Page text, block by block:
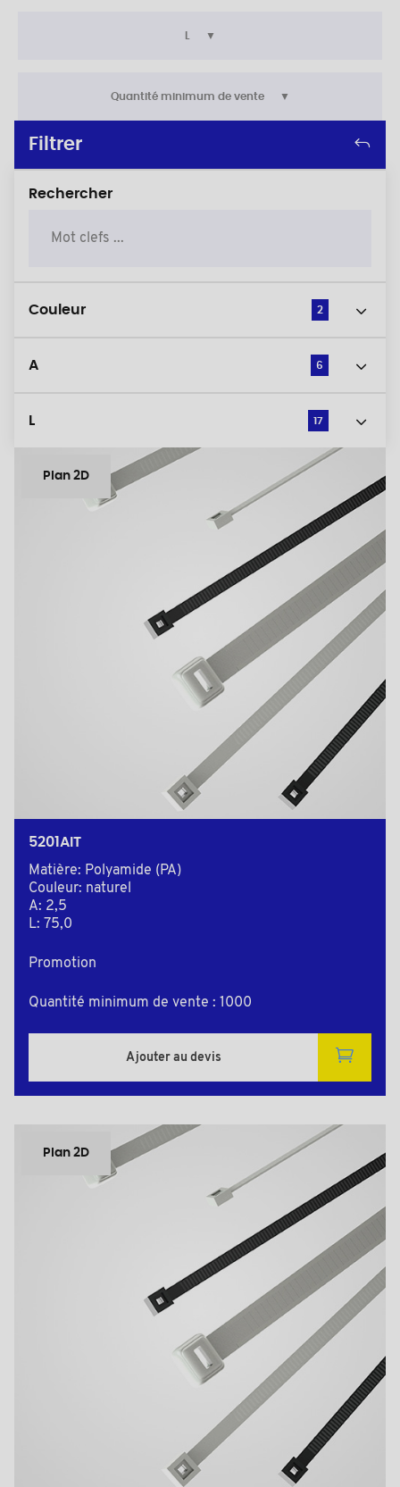
L
Quantité minimum de vente
Filtrer
Rechercher
Couleur 2
A 6
L 17
Plan 2D
5201AIT
Matière: Polyamide (PA)
Couleur: naturel
A: 2,5
L: 75,0
Promotion
Quantité minimum de vente : 1000
Ajouter au devis
Plan 2D